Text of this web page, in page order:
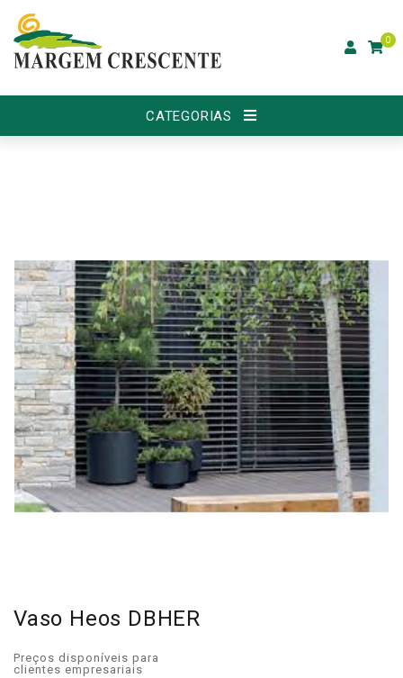
0
CATEGORIAS
Vaso Heos DBHER
Preços disponíveis para
clientes empresariais